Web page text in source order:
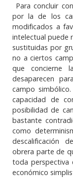
Para concluir
por la de los
modificados a
intelectual puede
sustituidas por
no a ciertos
que concierne
desaparecen
campo
capacidad de
posibilidad de
bastante
como
descalificación
obrera parte de
toda perspectiva
económico